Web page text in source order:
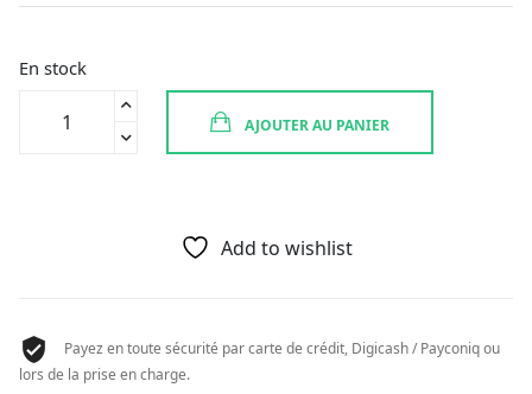
En stock
AJOUTER AU PANIER
Add to wishlist
Payez en toute sécurité par carte de crédit, Digicash / Payconiq ou
lors de la prise en charge.